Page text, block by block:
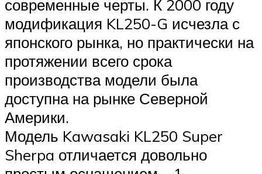
современные черты. К 2000 году
модификация KL250-G исчезла с
японского рынка, но практически на
протяжении всего срока
производства модели была
доступна на рынке Северной
Америки.
Модель Kawasaki KL250 Super
Sherpa отличается довольно